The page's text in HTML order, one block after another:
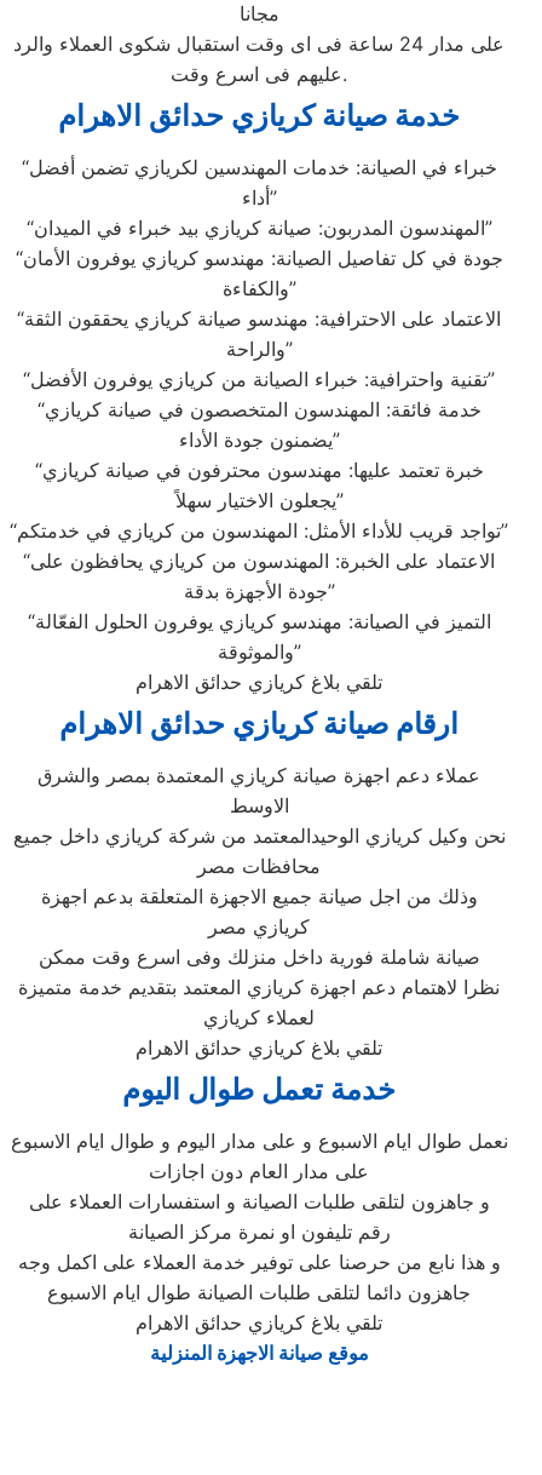
مجانا
على مدار 24 ساعة فى اى وقت استقبال شكوى العملاء والرد
عليهم فى اسرع وقت.
خدمة صيانة كريازي حدائق الاهرام
“خبراء في الصيانة: خدمات المهندسين لكريازي تضمن أفضل
أداء”
“المهندسون المدربون: صيانة كريازي بيد خبراء في الميدان”
“جودة في كل تفاصيل الصيانة: مهندسو كريازي يوفرون الأمان
والكفاءة”
“الاعتماد على الاحترافية: مهندسو صيانة كريازي يحققون الثقة
والراحة”
“تقنية واحترافية: خبراء الصيانة من كريازي يوفرون الأفضل”
“خدمة فائقة: المهندسون المتخصصون في صيانة كريازي
يضمنون جودة الأداء”
“خبرة تعتمد عليها: مهندسون محترفون في صيانة كريازي
يجعلون الاختيار سهلاً”
“تواجد قريب للأداء الأمثل: المهندسون من كريازي في خدمتكم”
“الاعتماد على الخبرة: المهندسون من كريازي يحافظون على
جودة الأجهزة بدقة”
“التميز في الصيانة: مهندسو كريازي يوفرون الحلول الفعّالة
والموثوقة”
تلقي بلاغ كريازي حدائق الاهرام
ارقام صيانة كريازي حدائق الاهرام
عملاء دعم اجهزة صيانة كريازي المعتمدة بمصر والشرق
الاوسط
نحن وكيل كريازي الوحيدالمعتمد من شركة كريازي داخل جميع
محافظات مصر
وذلك من اجل صيانة جميع الاجهزة المتعلقة بدعم اجهزة
كريازي مصر
صيانة شاملة فورية داخل منزلك وفى اسرع وقت ممكن
نظرا لاهتمام دعم اجهزة كريازي المعتمد بتقديم خدمة متميزة
لعملاء كريازي
تلقي بلاغ كريازي حدائق الاهرام
خدمة تعمل طوال اليوم
نعمل طوال ايام الاسبوع و على مدار اليوم و طوال ايام الاسبوع
على مدار العام دون اجازات
و جاهزون لتلقى طلبات الصيانة و استفسارات العملاء على
رقم تليفون او نمرة مركز الصيانة
و هذا نابع من حرصنا على توفير خدمة العملاء على اكمل وجه
جاهزون دائما لتلقى طلبات الصيانة طوال ايام الاسبوع
تلقي بلاغ كريازي حدائق الاهرام
موقع صيانة الاجهزة المنزلية